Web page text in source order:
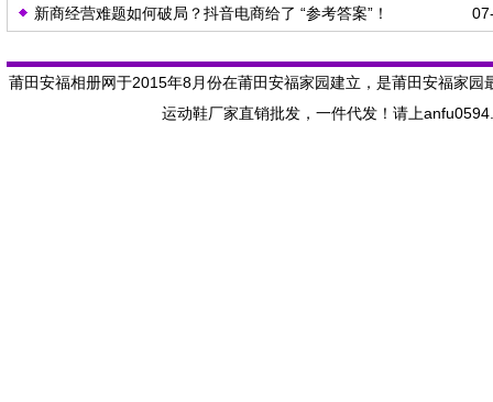
呢？
新商经营难题如何破局？抖音电商给了 “参考答案”！
莆田安福相册网于2015年8月份在莆田安福家园建立，是莆田安福家
运动鞋厂家直销批发，一件代发！请上